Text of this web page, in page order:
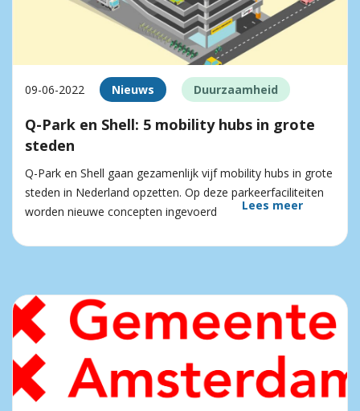
09-06-2022 Nieuws Duurzaamheid
Q-Park en Shell: 5 mobility hubs in grote
steden
Q-Park en Shell gaan gezamenlijk vijf mobility hubs in grote
steden in Nederland opzetten. Op deze parkeerfaciliteiten
worden nieuwe concepten ingevoerd
Lees meer